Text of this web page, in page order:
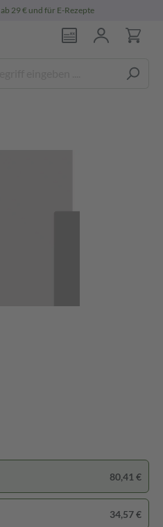
ab 29 € und für E-Rezepte
80,41 €
34,57 €